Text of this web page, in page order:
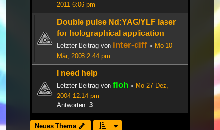
2011 6:06 pm
Double pulse Nd:YAG/YLF laser
for holographical application
Letzter Beitrag von inter-diff « Mo 10
Mär, 2008 2:44 pm
I need help
Letzter Beitrag von floh « Mo 27 Dez,
2004 12:14 pm
Antworten: 3
Neues Thema